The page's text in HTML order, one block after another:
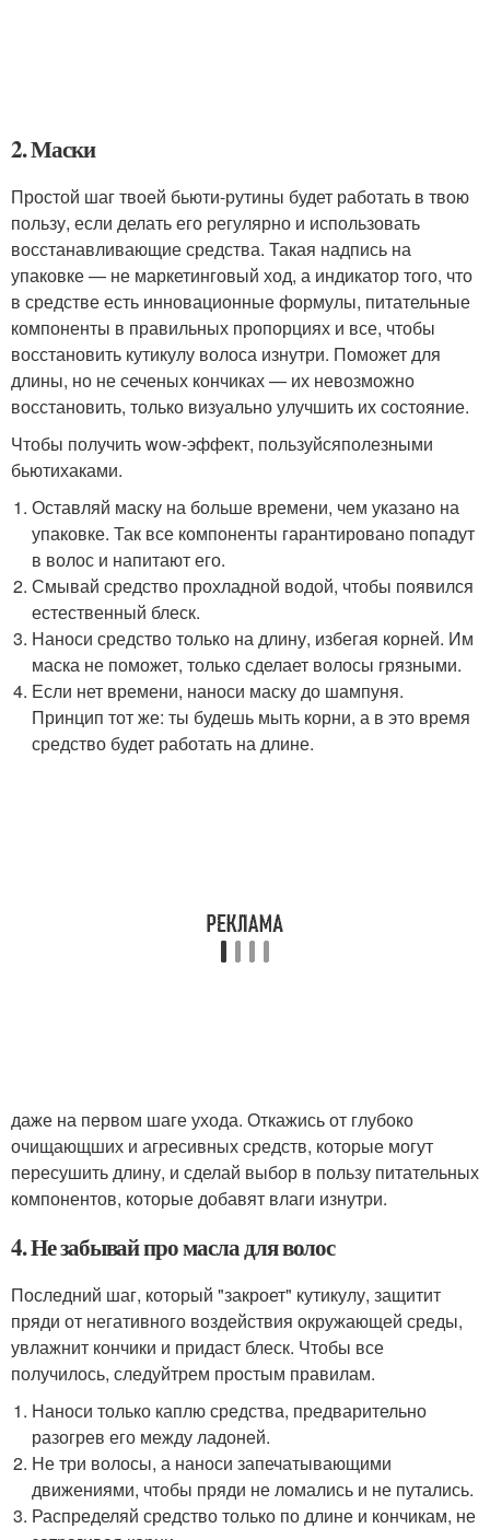
2. Маски
Простой шаг твоей бьюти-рутины будет работать в твою
пользу, если делать его регулярно и использовать
восстанавливающие средства. Такая надпись на
упаковке — не маркетинговый ход, а индикатор того, что
в средстве есть инновационные формулы, питательные
компоненты в правильных пропорциях и все, чтобы
восстановить кутикулу волоса изнутри. Поможет для
длины, но не сеченых кончиках — их невозможно
восстановить, только визуально улучшить их состояние.
Чтобы получить wow-эффект, пользуйсяполезными
бьютихаками.
Оставляй маску на больше времени, чем указано на
упаковке. Так все компоненты гарантировано попадут
в волос и напитают его.
Смывай средство прохладной водой, чтобы появился
естественный блеск.
Наноси средство только на длину, избегая корней. Им
маска не поможет, только сделает волосы грязными.
Если нет времени, наноси маску до шампуня.
Принцип тот же: ты будешь мыть корни, а в это время
средство будет работать на длине.
даже на первом шаге ухода. Откажись от глубоко
очищающших и агресивных средств, которые могут
пересушить длину, и сделай выбор в пользу питательных
компонентов, которые добавят влаги изнутри.
4. Не забывай про масла для волос
Последний шаг, который "закроет" кутикулу, защитит
пряди от негативного воздействия окружающей среды,
увлажнит кончики и придаст блеск. Чтобы все
получилось, следуйтрем простым правилам.
Наноси только каплю средства, предварительно
разогрев его между ладоней.
Не три волосы, а наноси запечатывающими
движениями, чтобы пряди не ломались и не путались.
Распределяй средство только по длине и кончикам, не